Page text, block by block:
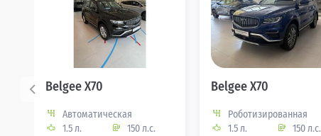
Belgee X70
Автоматическая
1.5 л.
150 л.с.
Belgee X70
Роботизированная
1.5 л.
150 л.с.